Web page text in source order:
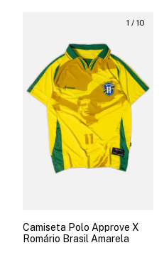
1 / 10
Camiseta Polo Approve X
Romário Brasil Amarela